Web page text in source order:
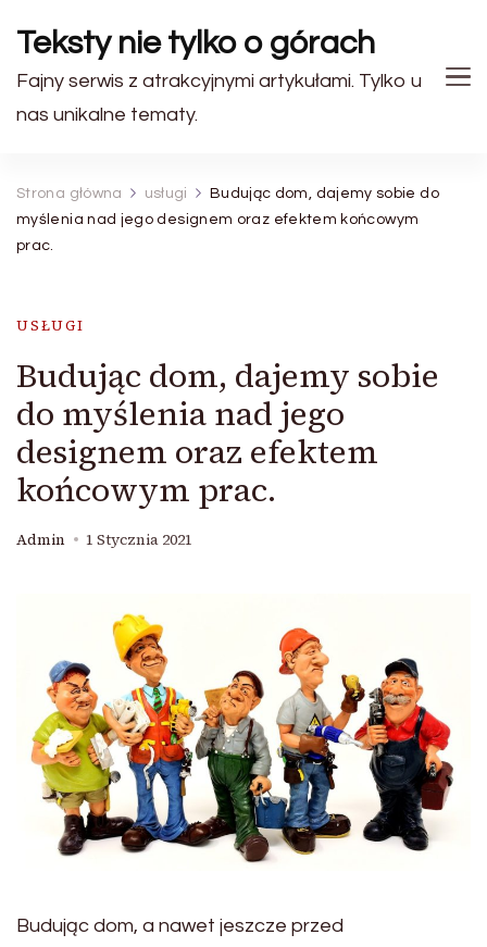
Teksty nie tylko o górach
Fajny serwis z atrakcyjnymi artykułami. Tylko u
nas unikalne tematy.
Strona główna usługi
Budując dom, dajemy sobie do
myślenia nad jego designem oraz efektem końcowym
prac.
USŁUGI
Budując dom, dajemy sobie
do myślenia nad jego
designem oraz efektem
końcowym prac.
Admin 1 Stycznia 2021
Budując dom, a nawet jeszcze przed